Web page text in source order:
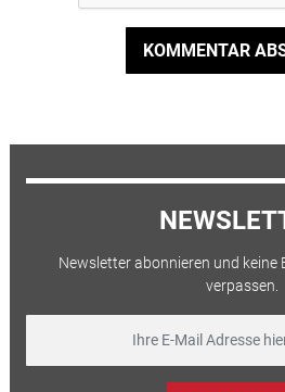
KOMMENTAR
Newsletter abonnieren und keine
verpassen.